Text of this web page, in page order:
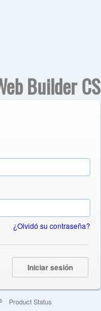
Builder CS
¿Olvidó su contraseña?
Product Status